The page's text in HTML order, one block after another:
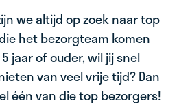
we altijd op zoek naar top
het bezorgteam komen
jaar of ouder, wil jij snel
van veel vrije tijd? Dan
één van die top bezorgers!